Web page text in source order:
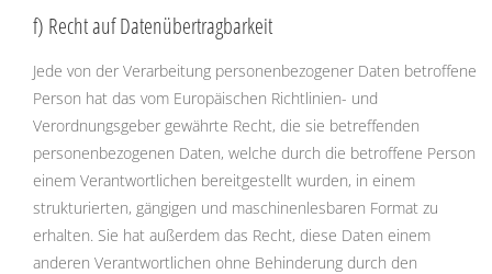
f) Recht auf Datenübertragbarkeit
Jede von der Verarbeitung personenbezogener Daten betroffene
Person hat das vom Europäischen Richtlinien- und
Verordnungsgeber gewährte Recht, die sie betreffenden
personenbezogenen Daten, welche durch die betroffene Person
einem Verantwortlichen bereitgestellt wurden, in einem
strukturierten, gängigen und maschinenlesbaren Format zu
erhalten. Sie hat außerdem das Recht, diese Daten einem
anderen Verantwortlichen ohne Behinderung durch den